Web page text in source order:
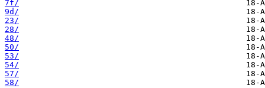
7f/
9d/
23/
28/
48/
50/
53/
54/
57/
58/